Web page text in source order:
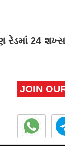
રેડમાં 24
JOIN